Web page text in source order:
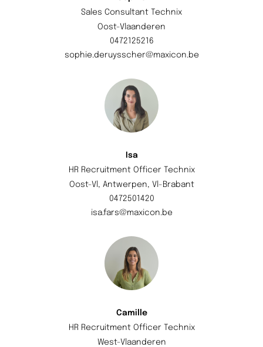
Oost-Vlaanderen
0472125216
sophie.deruysscher@maxicon.be
Sales Consultant Technix
Isa
Oost-Vl, Antwerpen, Vl-Brabant
0472501420
isa.fars@maxicon.be
HR Recruitment Officer Technix
Camille
West-Vlaanderen
HR Recruitment Officer Technix